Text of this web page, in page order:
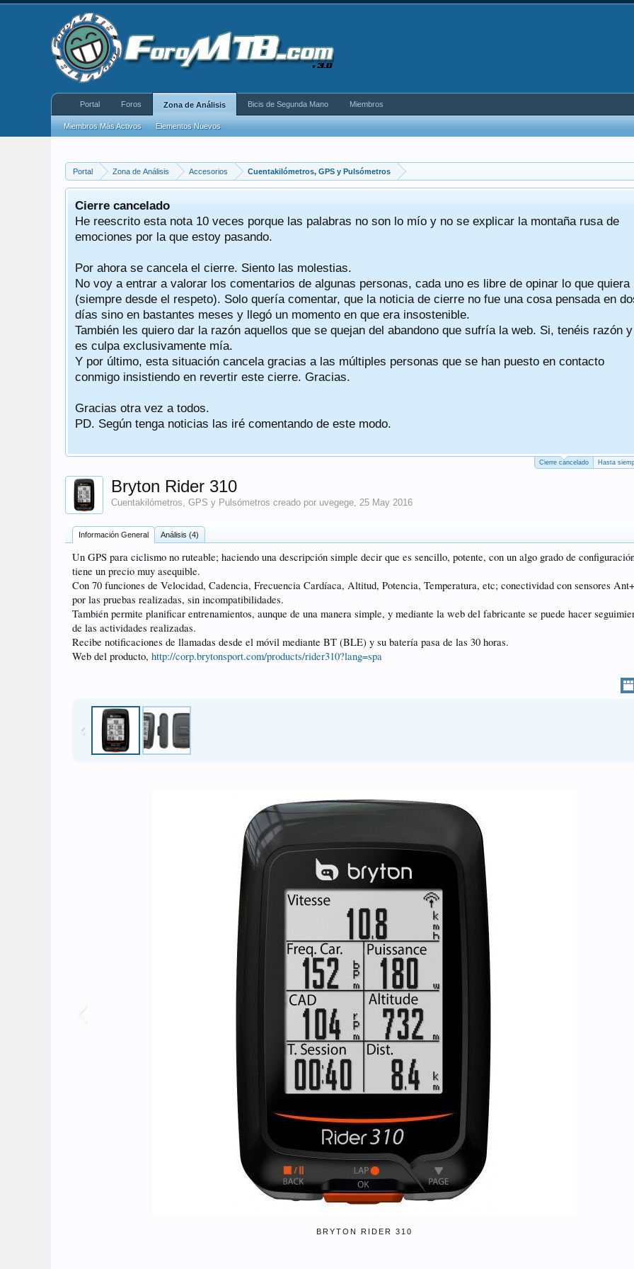
Portal Zona de Análisis Accesorios Cuentakilómetros, GPS y Pulsómetros
Cierre cancelado
He reescrito esta nota 10 veces porque las palabras no son lo mío y no se explicar la montaña rusa de
emociones por la que estoy pasando.
Por ahora se cancela el cierre. Siento las molestias.
No voy a entrar a valorar los comentarios de algunas personas, cada uno es libre de opinar lo que quiera
(siempre desde el respeto). Solo quería comentar, que la noticia de cierre no fue una cosa pensada en
días sino en bastantes meses y llegó un momento en que era insostenible.
También les quiero dar la razón aquellos que se quejan del abandono que sufría la web. Si, tenéis razón y
es culpa exclusivamente mía.
Y por último, esta situación cancela gracias a las múltiples personas que se han puesto en contacto
conmigo insistiendo en revertir este cierre. Gracias.
Gracias otra vez a todos.
PD. Según tenga noticias las iré comentando de este modo.
Cierre cancelado Hasta
Bryton Rider 310
Cuentakilómetros, GPS y Pulsómetros creado por uvegege, 25 May 2016
Información General Análisis (4)
Un GPS para ciclismo no ruteable; haciendo una descripción simple decir que es sencillo, potente, con un algo grado de
tiene un precio muy asequible.
Con 70 funciones de Velocidad, Cadencia, Frecuencia Cardíaca, Altitud, Potencia, Temperatura, etc; conectividad con sensores
por las pruebas realizadas, sin incompatibilidades.
También permite planificar entrenamientos, aunque de una manera simple, y mediante la web del fabricante se puede hacer
de las actividades realizadas.
Recibe notificaciones de llamadas desde el móvil mediante BT (BLE) y su batería pasa de las 30 horas.
Web del producto, http://corp.brytonsport.com/products/rider310?lang=spa
BRYTON RIDER 310
Portal Foros Zona de Análisis
Miembros Más Activos Elementos Nuevos
Bicis de Segunda Mano Miembros